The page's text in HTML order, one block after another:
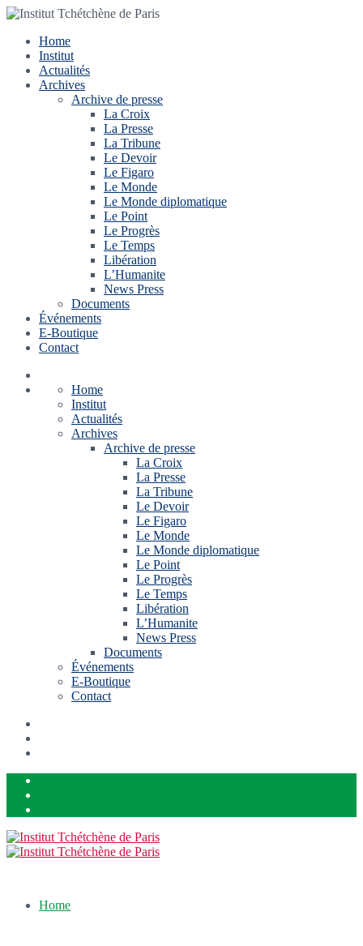
Home
Institut
Actualités
Archives
Archive de presse
La Croix
La Presse
La Tribune
Le Devoir
Le Figaro
Le Monde
Le Monde diplomatique
Le Point
Le Progrès
Le Temps
Libération
L’Humanite
News Press
Documents
Événements
E-Boutique
Contact
Home
Institut
Actualités
Archives
Archive de presse
La Croix
La Presse
La Tribune
Le Devoir
Le Figaro
Le Monde
Le Monde diplomatique
Le Point
Le Progrès
Le Temps
Libération
L’Humanite
News Press
Documents
Événements
E-Boutique
Contact
Home